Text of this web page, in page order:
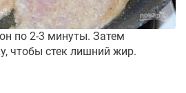
по 2-3 минуты. Затем
чтобы стек лишний жир.